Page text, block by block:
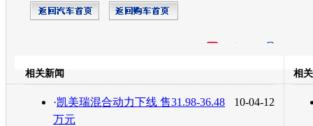
转发至：
相关新闻
10-04-12
·凯美瑞混合动力下线 售31.98-36.48
万元
相